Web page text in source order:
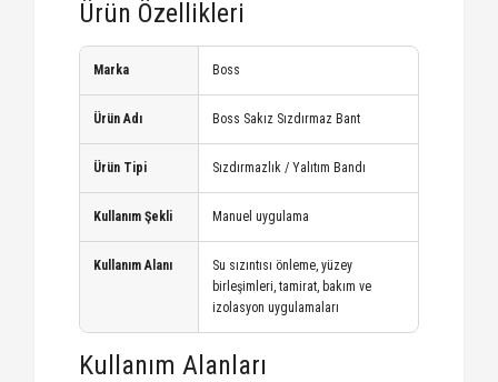
Ürün Özellikleri
Marka Boss
Ürün Adı Boss Sakız Sızdırmaz Bant
Ürün Tipi Sızdırmazlık / Yalıtım Bandı
Kullanım Şekli Manuel uygulama
Kullanım Alanı
Su sızıntısı önleme, yüzey
birleşimleri, tamirat, bakım ve
izolasyon uygulamaları
Kullanım Alanları